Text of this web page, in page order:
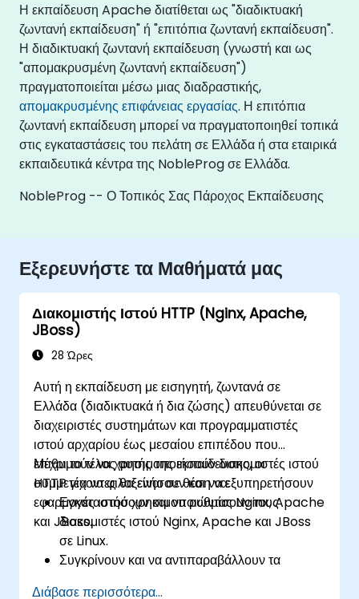
Η εκπαίδευση Apache διατίθεται ως "διαδικτυακή
ζωντανή εκπαίδευση" ή "επιτόπια ζωντανή εκπαίδευση".
Η διαδικτυακή ζωντανή εκπαίδευση (γνωστή και ως
"απομακρυσμένη ζωντανή εκπαίδευση")
πραγματοποιείται μέσω μιας διαδραστικής,
απομακρυσμένης επιφάνειας εργασίας. Η επιτόπια
ζωντανή εκπαίδευση μπορεί να πραγματοποιηθεί τοπικά
στις εγκαταστάσεις του πελάτη σε Ελλάδα ή στα εταιρικά
εκπαιδευτικά κέντρα της NobleProg σε Ελλάδα.
NobleProg -- Ο Τοπικός Σας Πάροχος Εκπαίδευσης
Εξερευνήστε τα Μαθήματά μας
Διακομιστής Ιστού HTTP (Nginx, Apache,
JBoss)
28 Ώρες
Αυτή η εκπαίδευση με εισηγητή, ζωντανά σε
Ελλάδα (διαδικτυακά ή δια ζώσης) απευθύνεται σε
διαχειριστές συστημάτων και προγραμματιστές
ιστού αρχαρίου έως μεσαίου επιπέδου που
επιθυμούν να χρησιμοποιήσουν διακομιστές ιστού
HTTP για να φιλοξενήσουν και να εξυπηρετήσουν
εφαρμογές ιστού χρησιμοποιώντας Nginx, Apache
και JBoss.
Μέχρι το τέλος αυτής της εκπαίδευσης, οι
συμμετέχοντες θα είναι σε θέση να:
Εγκαταστήσουν και να ρυθμίσουν τους
διακομιστές ιστού Nginx, Apache και JBoss
σε Linux.
Συγκρίνουν και να αντιπαραβάλλουν τα
Διάβασε περισσότερα...